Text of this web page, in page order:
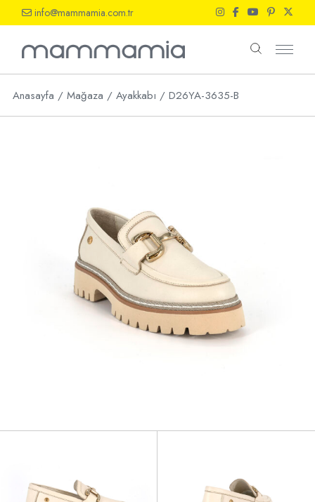
the
info@mammamia.com.tr
Anasayfa Mağaza Ayakkabı D26YA-3635-B